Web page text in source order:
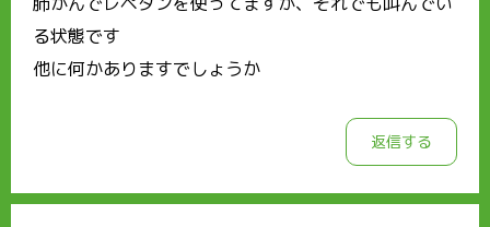
る状態です
他に何かありますでしょうか
返信する